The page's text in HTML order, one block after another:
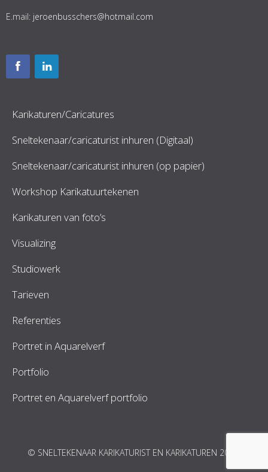
E.mail: jeroenbusschers@hotmail.com
Karikaturen/Caricatures
Sneltekenaar/caricaturist inhuren (Digitaal)
Sneltekenaar/caricaturist inhuren (op papier)
Workshop Karikatuurtekenen
Karikaturen van foto’s
Visualizing
Studiowerk
Tarieven
Referenties
Portret in Aquarelverf
Portfolio
Portret en Aquarelverf portfolio
© SNELTEKENAAR KARIKATURIST EN KARIKATUREN 2026.